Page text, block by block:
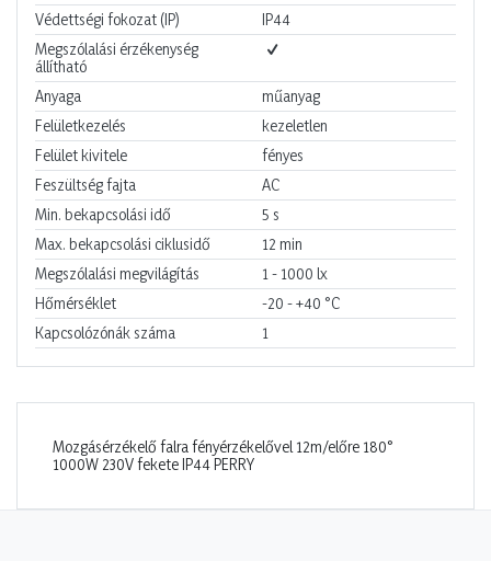
Védettségi fokozat (IP)
IP44
Megszólalási érzékenység
állítható
Anyaga
műanyag
Felületkezelés
kezeletlen
Felület kivitele
fényes
Feszültség fajta
AC
Min. bekapcsolási idő
5 s
Max. bekapcsolási ciklusidő
12 min
Megszólalási megvilágítás
1 - 1000 lx
Hőmérséklet
-20 - +40 °C
Kapcsolózónák száma
1
Mozgásérzékelő falra fényérzékelővel 12m/előre 180°
1000W 230V fekete IP44 PERRY